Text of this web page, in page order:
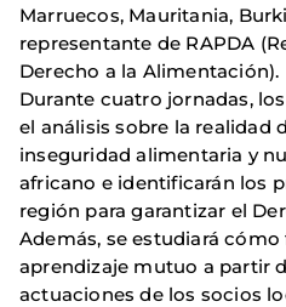
Marruecos, Mauritania,
representante de RAPDA
Derecho a la Alimentación).
Durante cuatro jornadas,
el análisis sobre la realidad
inseguridad alimentaria y
africano e identificarán los
región para garantizar el
Además, se estudiará
aprendizaje mutuo a partir
actuaciones de los socios